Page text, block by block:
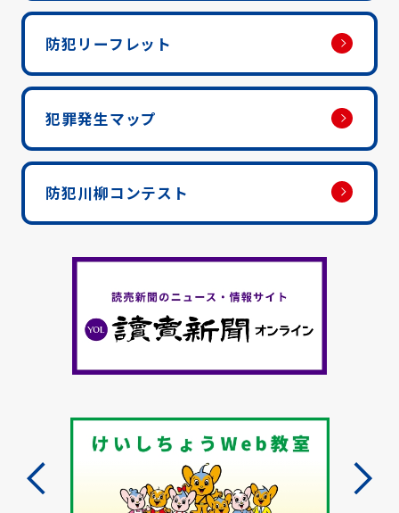
防犯リーフレット
犯罪発生マップ
防犯川柳コンテスト